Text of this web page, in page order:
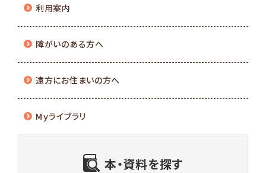
利用案内
障がいのある方へ
遠方にお住まいの方へ
Mｙライブラリ
本・資料を探す